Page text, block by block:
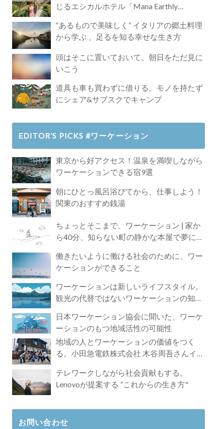
じるエシカルホテル「Mana Earthly
“あるもので美味しく” イタリアの郷土料理
から学ぶ 、足るを知る幸せな生き方
頭はそこに置いておいて。朝日をただ見に
いこう
道具も車も買わずに借りる。モノを持たず
にシェア&サブスクでキャンプ
EDITOR’S PICKS #ワーケーション
東京から好アクセス！温泉を満喫しながら
ワーケーションできる宿9選
朝にひとっ風呂浴びてから、仕事しよう！
関東のおすすめ銭湯
ちょっとそこまで、ワーケーション | 家か
ら40分、知らない町の静かな本屋で夢に近
働きたいように働ける社会のために、ワー
ケーションができること
ワーケーションは新しいライフスタイル。
観光の代替ではないワーケーションの知ら
日本ワーケーション協会に聞いた、ワーケ
ーションのもつ地域活性の可能性
地域の人とワーケーションの価値をつく
る。小田急電鉄株式会社 木谷周吾さんイン
テレワークしながら社会貢献もする。
Lenovoが提案する ”これからの生き方"
お問い合わせ